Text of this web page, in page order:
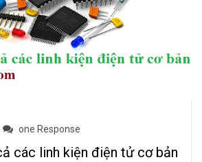
one Response
các linh kiện điện tử cơ bản